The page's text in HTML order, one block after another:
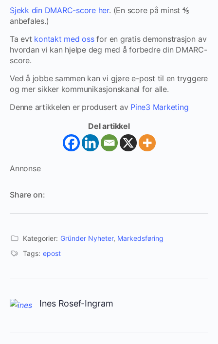
Sjekk din DMARC-score her. (En score på minst ⅘
anbefales.)
Ta evt kontakt med ossfor en gratis demonstrasjon av
hvordan vi kan hjelpe deg med å forbedre din DMARC-
score.
Ved å jobbe sammen kan vi gjøre e-post til en tryggere
og mer sikker kommunikasjonskanal for alle.
Denne artikkelen er produsert av Pine3 Marketing
Del artikkel
Annonse
Share on:
Kategorier: Gründer Nyheter, Markedsføring
Tags: epost
Ines Rosef-Ingram